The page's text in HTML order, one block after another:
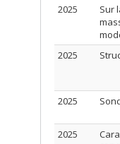
2025
Sur
2025
2025
2025